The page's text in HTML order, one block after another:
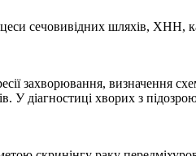
сечовивідних шляхів, ХНН,
захворювання, визначення
У діагностиці хворих з